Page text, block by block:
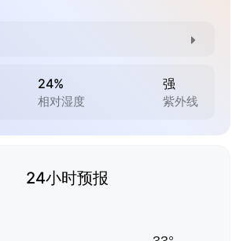
24%
相对湿度
强
紫外线
24小时预报